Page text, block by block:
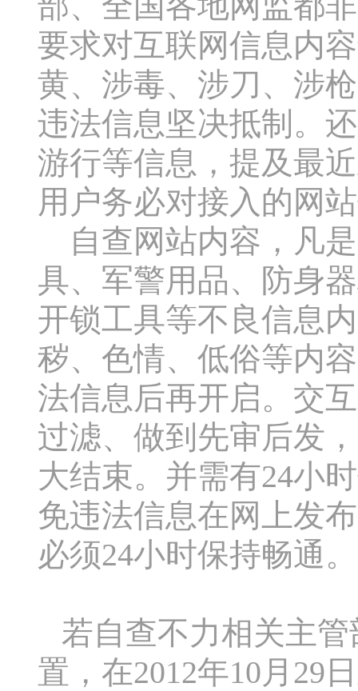
要求对互联网信息内
黄、涉毒、涉刀、涉
违法信息坚决抵制。
游行等信息，提及最
用户务必对接入的网
自查网站内容，凡
具、军警用品、防身
开锁工具等不良信息
秽、色情、低俗等内
法信息后再开启。交
过滤、做到先审后发
大结束。并需有24小
免违法信息在网上发
必须24小时保持畅通。
若自查不力相关主
置，在2012年10月29